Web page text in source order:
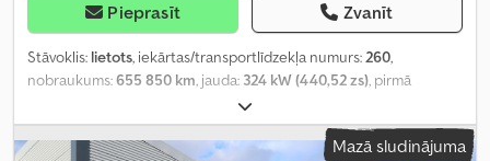
Pieprasīt Zvanīt
Stāvoklis: lietots, iekārtas/transportlīdzekļa numurs:260,
nobraukums:655 850 km, jauda: 324 kW (440,52 zs), pirmā
, degvielas veids:
14 500 kg, maksimālā kravnesība:13 500 kg, kopējais svars:28 000
kg, riepas izmērs:315/80 R 22,5 , asu konfigurācija:6x2, riteņu bāze:
Mazā sludinājuma